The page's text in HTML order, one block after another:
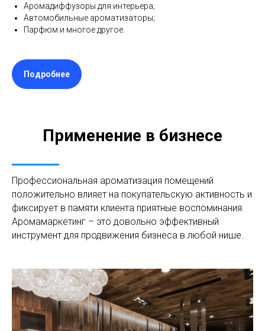
Аромадиффузоры для интерьера;
Автомобильные ароматизаторы;
Парфюм и многое другое.
Подробнее
Применение в бизнесе
Профессиональная ароматизация помещений
положительно влияет на покупательскую активность и
фиксирует в памяти клиента приятные воспоминания.
Аромамаркетинг – это довольно эффективный
инструмент для продвижения бизнеса в любой нише.